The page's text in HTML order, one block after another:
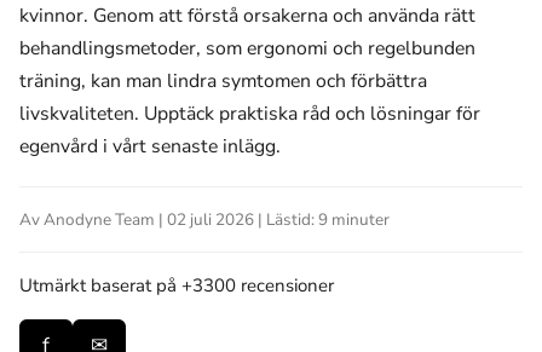
kvinnor. Genom att förstå orsakerna och använda rätt
behandlingsmetoder, som ergonomi och regelbunden
träning, kan man lindra symtomen och förbättra
livskvaliteten. Upptäck praktiska råd och lösningar för
egenvård i vårt senaste inlägg.
Av Anodyne Team | 02 juli 2026 | Lästid: 9 minuter
Utmärkt baserat på +3300 recensioner
f ✉